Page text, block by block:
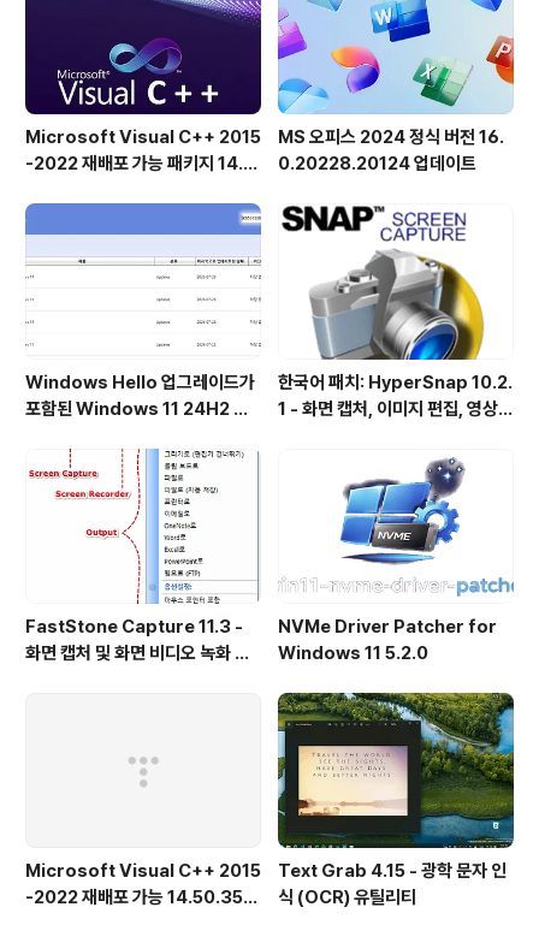
ion Assistant는 골치 아픈..
Microsoft Visual C++ 2015
-2022 재배포 가능 패키지 14.5
MS 오피스 2024 정식 버전 16.
0.20228.20124 업데이트
Windows Hello 업그레이드가
포함된 Windows 11 24H2 및
한국어 패치: HyperSnap 10.2.
1 - 화면 캡처, 이미지 편집, 영상
FastStone Capture 11.3 -
화면 캡처 및 화면 비디오 녹화 도
NVMe Driver Patcher for
Windows 11 5.2.0
Microsoft Visual C++ 2015
-2022 재배포 가능 14.50.356
Text Grab 4.15 - 광학 문자 인
식 (OCR) 유틸리티